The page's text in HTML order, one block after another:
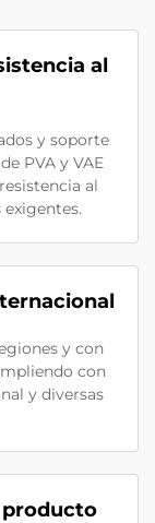
al
y soporte
PVA y VAE
al
y con
con
y diversas
producto